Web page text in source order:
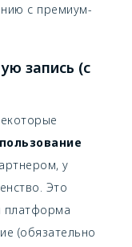
с премиум-
запись (с
у
Это
платформа
(обязательно